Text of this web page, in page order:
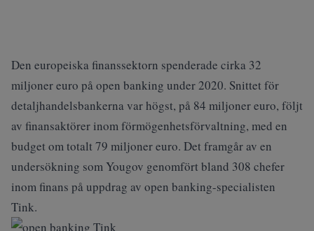
Den europeiska finanssektorn spenderade cirka 32
miljoner euro på open banking under 2020. Snittet för
detaljhandelsbankerna var högst, på 84 miljoner euro, följt
av finansaktörer inom förmögenhetsförvaltning, med en
budget om totalt 79 miljoner euro. Det framgår av en
undersökning som Yougov genomfört bland 308 chefer
inom finans på uppdrag av open banking-specialisten
Tink.